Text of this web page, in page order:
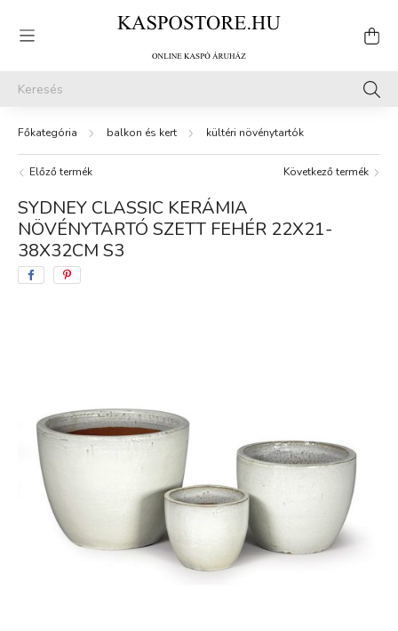
balkon és kert kültéri növénytartók
Előző termék Következő termék
SYDNEY CLASSIC KERÁMIA
NÖVÉNYTARTÓ SZETT FEHÉR 22X21-
38X32CM S3